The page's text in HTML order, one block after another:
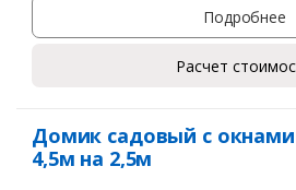
Подробнее
Расчет
Домик садовый с
4,5м на 2,5м